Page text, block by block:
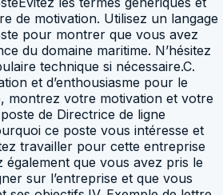
de motivation. Utilisez un langage
pour montrer que vous avez
du domaine maritime. N’hésitez
technique si nécessaire.C.
et d’enthousiasme pour le
montrez votre motivation et votre
de Directrice de ligne
ce poste vous intéresse et
travailler pour cette entreprise
que vous avez pris le
sur l’entreprise et que vous